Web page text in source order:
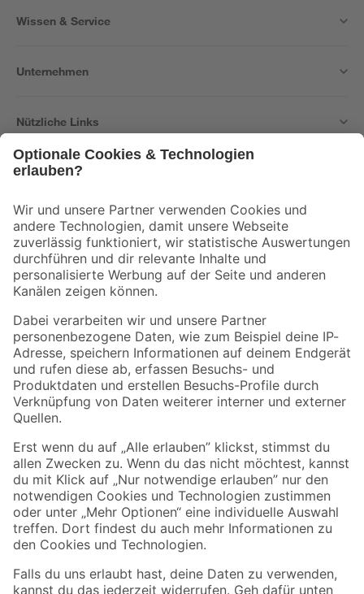
Wissen & Service
Unternehmen
Nützliche Links
Der toom Newsletter: Keine Angebote und Aktionen mehr verpassen!
Zur Newsletter Anmeldung
Folge uns
Zahlungsarten Versandarten
Sicher einkaufen
Jetzt die toom-App herunterladen